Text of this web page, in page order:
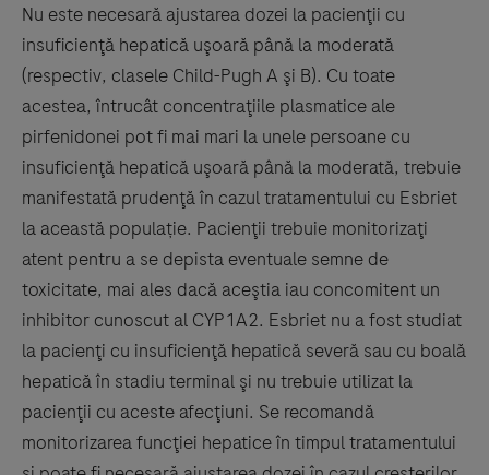
Nu este necesară ajustarea dozei la pacienţii cu
insuficienţă hepatică uşoară până la moderată
(respectiv, clasele Child-Pugh A şi B). Cu toate
acestea, întrucât concentraţiile plasmatice ale
pirfenidonei pot fi mai mari la unele persoane cu
insuficienţă hepatică uşoară până la moderată, trebuie
manifestată prudenţă în cazul tratamentului cu Esbriet
la această populație. Pacienţii trebuie monitorizaţi
atent pentru a se depista eventuale semne de
toxicitate, mai ales dacă aceştia iau concomitent un
inhibitor cunoscut al CYP1A2. Esbriet nu a fost studiat
la pacienţi cu insuficienţă hepatică severă sau cu boală
hepatică în stadiu terminal şi nu trebuie utilizat la
pacienţii cu aceste afecţiuni. Se recomandă
monitorizarea funcţiei hepatice în timpul tratamentului